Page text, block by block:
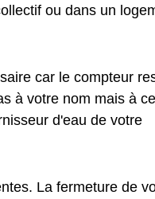
ou dans un
car le compteur
à votre nom mais à
d'eau de votre
La fermeture de